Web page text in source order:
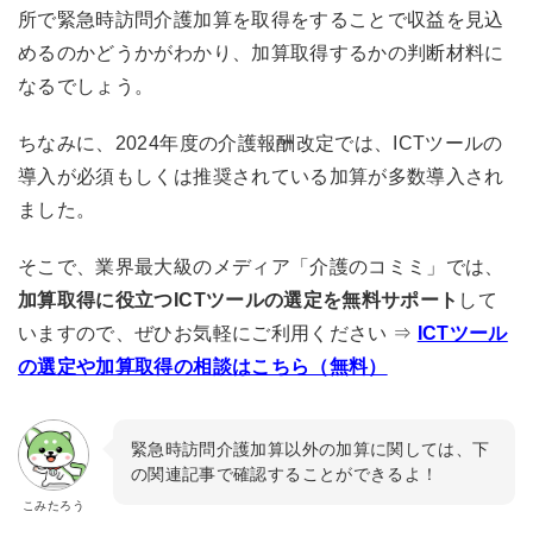
所で緊急時訪問介護加算を取得をすることで収益を見込
めるのかどうかがわかり、加算取得するかの判断材料に
なるでしょう。
ちなみに、2024年度の介護報酬改定では、ICTツールの
導入が必須もしくは推奨されている加算が多数導入され
ました。
そこで、業界最大級のメディア「介護のコミミ」では、
加算取得に役立つICTツールの選定を無料サポート して
いますので、ぜひお気軽にご利用ください ⇒ ICTツール
の選定や加算取得の相談はこちら（無料）
こみたろう
緊急時訪問介護加算以外の加算に関しては、下
の関連記事で確認することができるよ！